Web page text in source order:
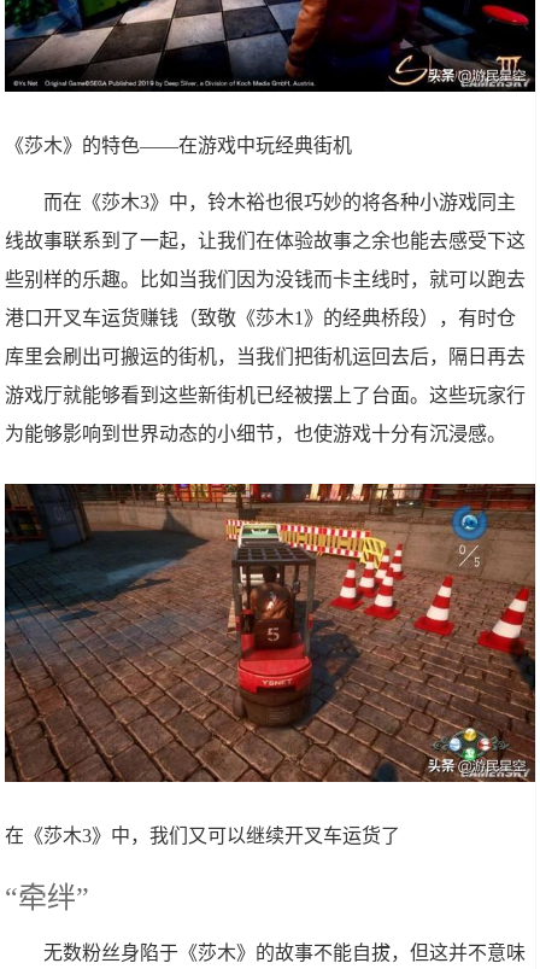
《莎木》的特色——在游戏中玩经典街机
而在《莎木3》中，铃木裕也很巧妙的将各种小游戏同主
线故事联系到了一起，让我们在体验故事之余也能去感受下这
些别样的乐趣。比如当我们因为没钱而卡主线时，就可以跑去
港口开叉车运货赚钱（致敬《莎木1》的经典桥段），有时仓
库里会刷出可搬运的街机，当我们把街机运回去后，隔日再去
游戏厅就能够看到这些新街机已经被摆上了台面。这些玩家行
为能够影响到世界动态的小细节，也使游戏十分有沉浸感。
在《莎木3》中，我们又可以继续开叉车运货了
“牵绊”
无数粉丝身陷于《莎木》的故事不能自拔，但这并不意味